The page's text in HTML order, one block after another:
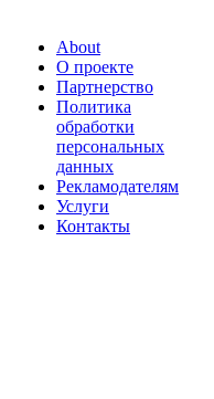
About
О проекте
Партнерство
Политика
обработки
персональных
данных
Рекламодателям
Услуги
Контакты